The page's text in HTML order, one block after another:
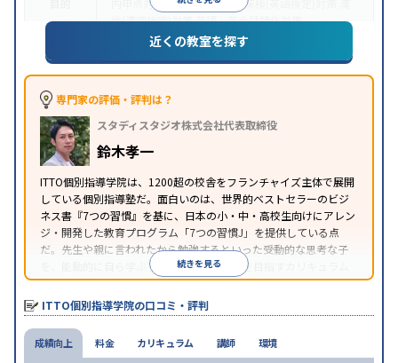
内申点対策
学習習慣の定着 英検(英語検定)対策
検(漢字検定)対策英語・英会話特化対策
1科目から受講可能季節講習のみの受講可
※2023年3月調査。小学校高学年の個別指導塾アンケート調査方法を参
近くの教室を探す
専門家の評価・評判は？
スタディスタジオ株式会社代表取締役
鈴木孝一
ITTO個別指導学院は、1200超の校舎をフランチャイズ主体で展開
している個別指導塾だ。面白いのは、世界的ベストセラーのビジ
ネス書『7つの習慣』を基に、日本の小・中・高校生向けにアレン
ジ・開発した教育プログラム「7つの習慣J」を提供している点
だ。先生や親に言われたから勉強するといった受動的な思考な子
を、能動的に自ら学ぶ子に育てていくことを目指すカリキュラム
である。個別指導の授業とは別に、集団授業形式の特別講座とし
て別料金で提供されるので、単なる成績アップ以上の、子どもの
心の成長を求める家庭にオススメだ。
続きを見る
ITTO個別指導学院の口コミ・評判
成績向上 料金 カリキュラム 講師 環境